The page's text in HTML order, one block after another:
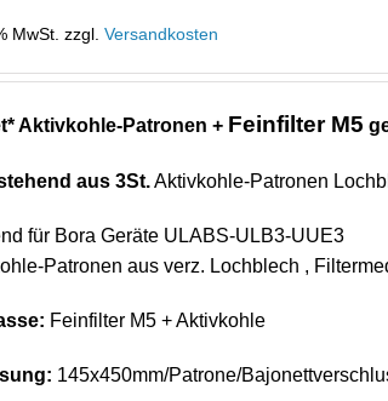
189,95 €
169,95 €.
MwSt. zzgl. Versandkosten
Aktivkohle-Patronen + Feinfilter M5
aus 3St.Aktivkohle-Patronen
für Bora Geräte ULABS-ULB3-UUE3
Patronen aus verz. Lochblech ,
Feinfilter M5 + Aktivkohle
145x450mm/Patrone/